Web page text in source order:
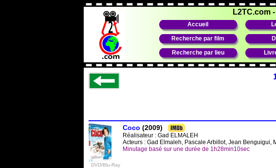
L2TC.com -
Accueil
Recherche par film
Recherche par lieu
DVD/Blu-Ray
Coco (2009)
Réalisateur : Gad ELMALEH
Acteurs : Gad Elmaleh, Pascale Arbillot, Jean Benguigui,
Minutage basé sur une durée de 1h28min10sec